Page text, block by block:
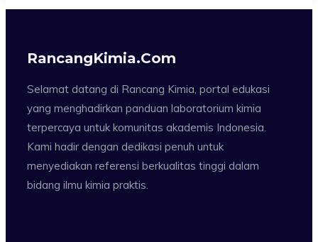
RancangKimia.com
Selamat datang di Rancang Kimia, portal edukasi
yang menghadirkan panduan laboratorium kimia
terpercaya untuk komunitas akademis Indonesia.
Kami hadir dengan dedikasi penuh untuk
menyediakan referensi berkualitas tinggi dalam
bidang ilmu kimia praktis.